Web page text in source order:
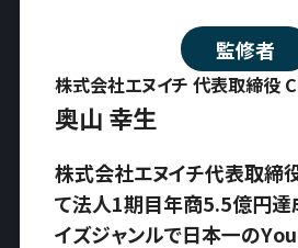
監修者
株式会社エヌイチ 代表取締役
奥山 幸生
株式会社エヌイチ代表取締
て法人1期目年商5.5億円
イズジャンルで日本一の